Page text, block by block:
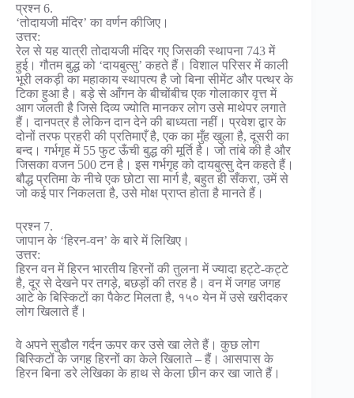
प्रश्न 6.
‘तोदायजी मंदिर’ का वर्णन कीजिए।
उत्तर:
रेल से यह यात्री तोदायजी मंदिर गए जिसकी स्थापना 743 में
हुई। गौतम बुद्ध को ‘दायबुत्सु’ कहते हैं। विशाल परिसर में काली
भूरी लकड़ी का महाकाय स्थापत्य है जो बिना सीमेंट और पत्थर के
टिका हुआ है। बड़े से आँगन के बीचोंबीच एक गोलाकार वृत्त में
आग जलती है जिसे दिव्य ज्योति मानकर लोग उसे माथेपर लगाते
हैं। दानपत्र है लेकिन दान देने की बाध्यता नहीं। प्रवेश द्वार के
दोनों तरफ प्रहरी की प्रतिमाएँ है, एक का मुँह खुला है, दूसरी का
बन्द। गर्भगृह में 55 फुट ऊँची बुद्ध की मूर्ति है। जो तांबे की है और
जिसका वजन 500 टन है। इस गर्भगृह को दायबुत्सु देन कहते हैं।
बौद्ध प्रतिमा के नीचे एक छोटा सा मार्ग है, बहुत ही सँकरा, उमें से
जो कई पार निकलता है, उसे मोक्ष प्राप्त होता है मानते हैं।
प्रश्न 7.
जापान के ‘हिरन-वन’ के बारे में लिखिए।
उत्तर:
हिरन वन में हिरन भारतीय हिरनों की तुलना में ज्यादा हट्टे-कट्टे
है, दूर से देखने पर तगड़े, बछड़ों की तरह है। वन में जगह जगह
आटे के बिस्किटों का पैकेट मिलता है, १५० येन में उसे खरीदकर
लोग खिलाते हैं।
वे अपने सुडौल गर्दन ऊपर कर उसे खा लेते हैं। कुछ लोग
बिस्किटों के जगह हिरनों का केले खिलाते – हैं। आसपास के
हिरन बिना डरे लेखिका के हाथ से केला छीन कर खा जाते हैं।